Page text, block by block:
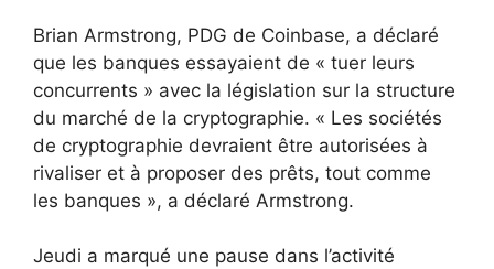
Brian Armstrong, PDG de Coinbase, a déclaré
que les banques essayaient de « tuer leurs
concurrents » avec la législation sur la structure
du marché de la cryptographie. « Les sociétés
de cryptographie devraient être autorisées à
rivaliser et à proposer des prêts, tout comme
les banques », a déclaré Armstrong.
Jeudi a marqué une pause dans l’activité